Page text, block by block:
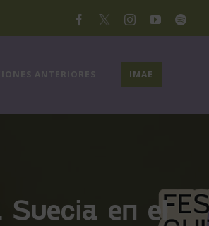
Facebook
X InstagramYouTube
ANTERIORES IMAE
en el